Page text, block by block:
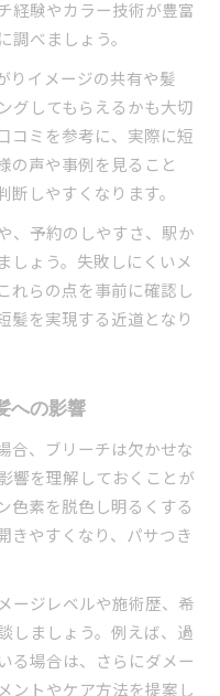
経験やカラー技術が豊富
べましょう。
りイメージの共有や髪
グしてもらえるかも大切
コミを参考に、実際に短
の声や事例を見ること
しやすくなります。
、予約のしやすさ、駅か
しょう。失敗しにくいメ
れらの点を事前に確認し
髪を実現する近道となり
への影響
合、ブリーチは欠かせな
響を理解しておくことが
色素を脱色し明るくする
きやすくなり、パサつき
ージレベルや施術歴、希
しましょう。例えば、過
る場合は、さらにダメー
ントやケア方法を提案し